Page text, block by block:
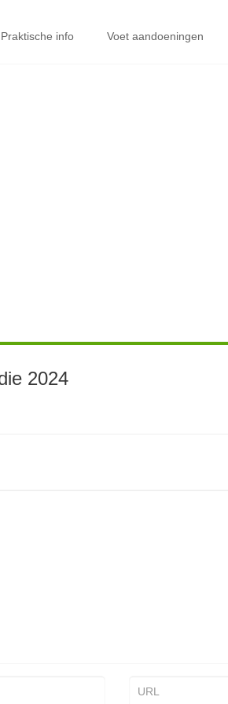
Praktische info Voet aandoeningen
2024